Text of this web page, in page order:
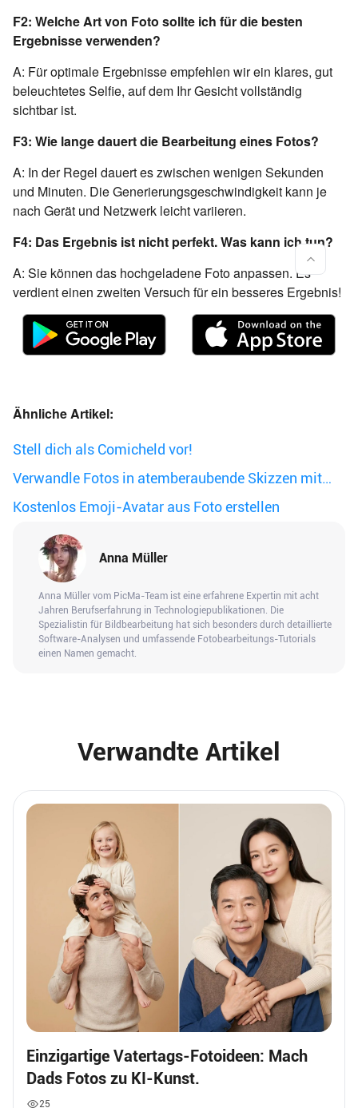
F2: Welche Art von Foto sollte ich für die besten
Ergebnisse verwenden?
A: Für optimale Ergebnisse empfehlen wir ein klares, gut
beleuchtetes Selfie, auf dem Ihr Gesicht vollständig
sichtbar ist.
F3: Wie lange dauert die Bearbeitung eines Fotos?
A: In der Regel dauert es zwischen wenigen Sekunden
und Minuten. Die Generierungsgeschwindigkeit kann je
nach Gerät und Netzwerk leicht variieren.
F4: Das Ergebnis ist nicht perfekt. Was kann ich tun?
A: Sie können das hochgeladene Foto anpassen. Es
verdient einen zweiten Versuch für ein besseres Ergebnis!
Ähnliche Artikel:
Stell dich als Comicheld vor!
Verwandle Fotos in atemberaubende Skizzen mit
PicMa
Kostenlos Emoji-Avatar aus Foto erstellen
Anna Müller
Anna Müller vom PicMa-Team ist eine erfahrene Expertin mit acht
Jahren Berufserfahrung in Technologiepublikationen. Die
Spezialistin für Bildbearbeitung hat sich besonders durch detaillierte
Software-Analysen und umfassende Fotobearbeitungs-Tutorials
einen Namen gemacht.
Verwandte Artikel
Einzigartige Vatertags-Fotoideen: Mach
Dads Fotos zu KI-Kunst.
25